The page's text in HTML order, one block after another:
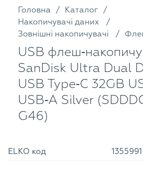
Головна
Каталог
Накопичувачі даних
Зовнішні накопичувачі
USB
SanDisk Ultra Dual
USB Type‑C 32GB
USB‑A Silver
G46)
ELKO код 1355991